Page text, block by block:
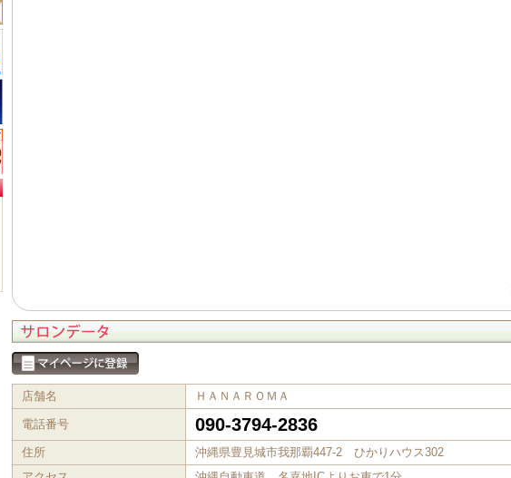
店舗名 ＨＡＮＡＲＯＭＡ
電話番号 090-3794-2836
住所
沖縄県豊見城市我那覇447-2 ひかりハウス302